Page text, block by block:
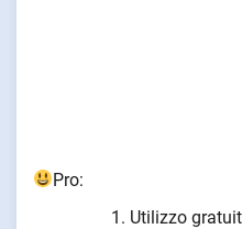
Pro:
Utilizzo